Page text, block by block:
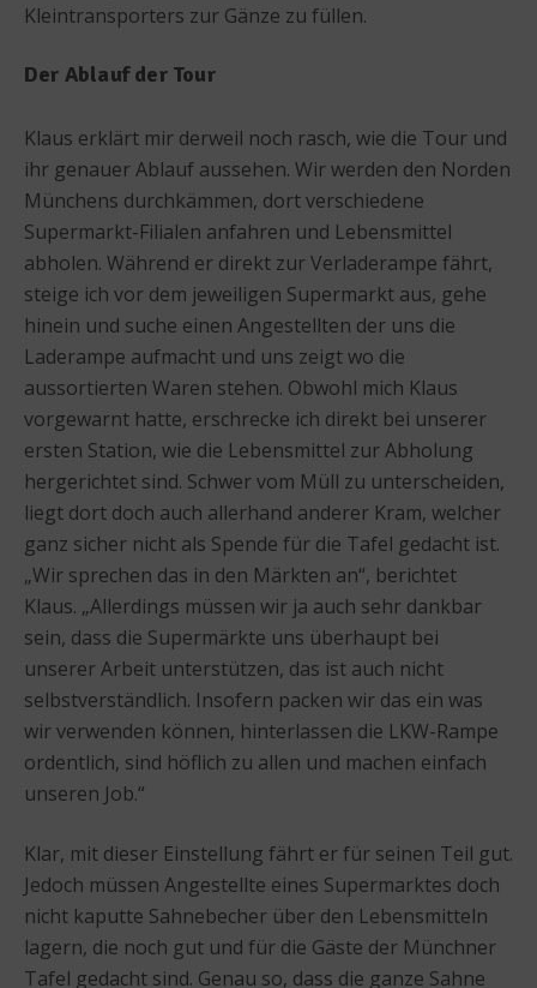
Kleintransporters zur Gänze zu füllen.
Der Ablauf der Tour
Klaus erklärt mir derweil noch rasch, wie die Tour und
ihr genauer Ablauf aussehen. Wir werden den Norden
Münchens durchkämmen, dort verschiedene
Supermarkt-Filialen anfahren und Lebensmittel
abholen. Während er direkt zur Verladerampe fährt,
steige ich vor dem jeweiligen Supermarkt aus, gehe
hinein und suche einen Angestellten der uns die
Laderampe aufmacht und uns zeigt wo die
aussortierten Waren stehen. Obwohl mich Klaus
vorgewarnt hatte, erschrecke ich direkt bei unserer
ersten Station, wie die Lebensmittel zur Abholung
hergerichtet sind. Schwer vom Müll zu unterscheiden,
liegt dort doch auch allerhand anderer Kram, welcher
ganz sicher nicht als Spende für die Tafel gedacht ist.
„Wir sprechen das in den Märkten an“, berichtet
Klaus. „Allerdings müssen wir ja auch sehr dankbar
sein, dass die Supermärkte uns überhaupt bei
unserer Arbeit unterstützen, das ist auch nicht
selbstverständlich. Insofern packen wir das ein was
wir verwenden können, hinterlassen die LKW-Rampe
ordentlich, sind höflich zu allen und machen einfach
unseren Job.“
Klar, mit dieser Einstellung fährt er für seinen Teil gut.
Jedoch müssen Angestellte eines Supermarktes doch
nicht kaputte Sahnebecher über den Lebensmitteln
lagern, die noch gut und für die Gäste der Münchner
Tafel gedacht sind. Genau so, dass die ganze Sahne